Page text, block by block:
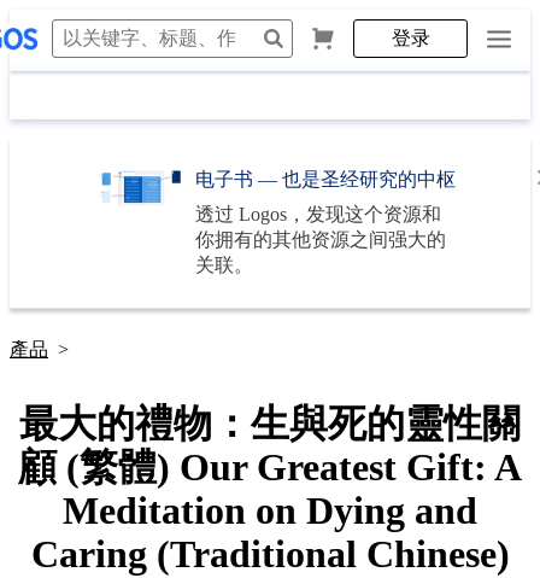
登录
电子书 — 也是圣经研究的中枢
透过 Logos ，发现这个资源和
你拥有的其他资源之间强大的
关联。
產品 >
最大的禮物：生與死的靈性關
顧 (繁體) Our Greatest Gift: A
Meditation on Dying and
Caring (Traditional Chinese)